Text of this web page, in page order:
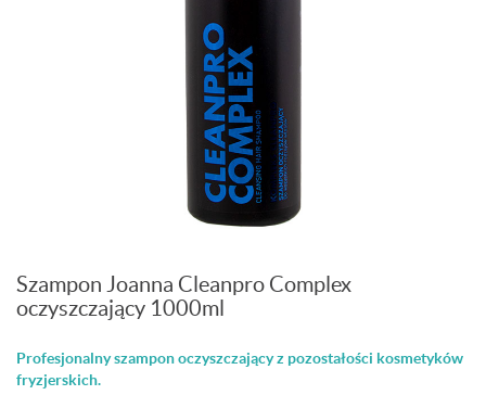
Szampon Joanna Cleanpro Complex
oczyszczający 1000ml
Profesjonalny szampon oczyszczający z pozostałości kosmetyków
fryzjerskich.